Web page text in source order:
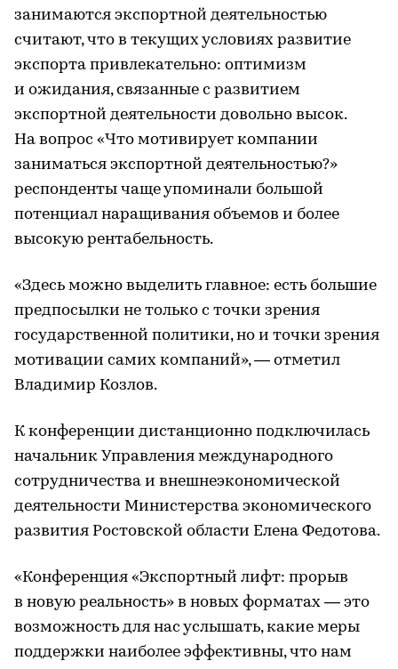
занимаются экспортной деятельностью
считают, что в текущих условиях развитие
экспорта привлекательно: оптимизм
и ожидания, связанные с развитием
экспортной деятельности довольно высок.
На вопрос «Что мотивирует компании
заниматься экспортной деятельностью?»
респонденты чаще упоминали большой
потенциал наращивания объемов и более
высокую рентабельность.
«Здесь можно выделить главное: есть большие
предпосылки не только с точки зрения
государственной политики, но и точки зрения
мотивации самих компаний», — отметил
Владимир Козлов.
К конференции дистанционно подключилась
начальник Управления международного
сотрудничества и внешнеэкономической
деятельности Министерства экономического
развития Ростовской области Елена Федотова.
«Конференция «Экспортный лифт: прорыв
в новую реальность» в новых форматах — это
возможность для нас услышать, какие меры
поддержки наиболее эффективны, что нам